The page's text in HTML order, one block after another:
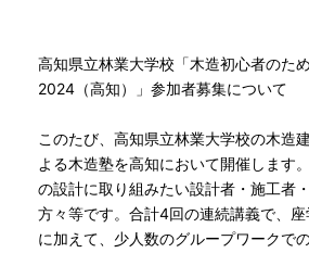
高知県立林業大学校「木造初心者のた
2024（高知）」参加者募集について
このたび、高知県立林業大学校の木造
よる木造塾を高知において開催します
の設計に取り組みたい設計者・施工者
方々等です。合計4回の連続講義で、
に加えて、少人数のグループワークで